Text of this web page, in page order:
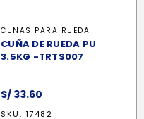
CUÑAS PARA RUEDA
CUÑA DE RUEDA PU
3.5KG -TRTS007
S/ 33.60
SKU: 17482